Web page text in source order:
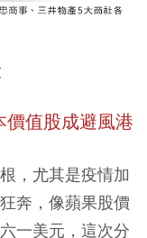
值股成避風港
，尤其是疫情加
奔，像蘋果股價
一美元，這次分